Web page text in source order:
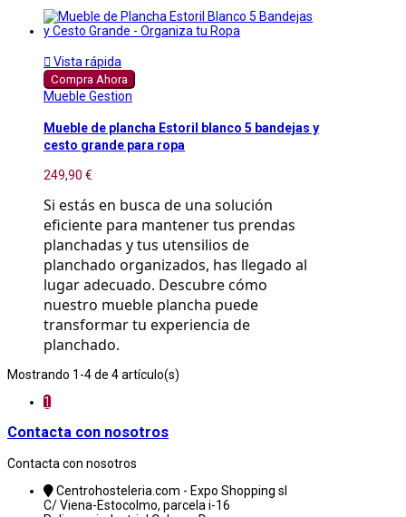
 Vista rápida
Compra Ahora
Mueble Gestion
Mueble de plancha Estoril blanco 5 bandejas y
cesto grande para ropa
249,90 €
Si estás en busca de una solución
eficiente para mantener tus prendas
planchadas y tus utensilios de
planchado organizados, has llegado al
lugar adecuado. Descubre cómo
nuestro mueble plancha puede
transformar tu experiencia de
planchado.
Mostrando 1-4 de 4 artículo(s)
1
Contacta con nosotros
Contacta con nosotros
Centrohosteleria.com - Expo Shopping sl
C/ Viena-Estocolmo, parcela i-16